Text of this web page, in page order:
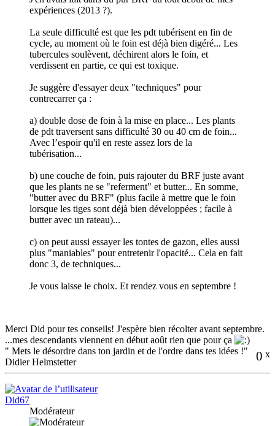
expériences (2013 ?).
La seule difficulté est que les pdt tubérisent en fin de
cycle, au moment où le foin est déjà bien digéré... Les
tubercules soulèvent, déchirent alors le foin, et
verdissent en partie, ce qui est toxique.
Je suggère d'essayer deux "techniques" pour
contrecarrer ça :
a) double dose de foin à la mise en place... Les plants
de pdt traversent sans difficulté 30 ou 40 cm de foin...
Avec l’espoir qu'il en reste assez lors de la
tubérisation...
b) une couche de foin, puis rajouter du BRF juste avant
que les plants ne se "referment" et butter... En somme,
"butter avec du BRF" (plus facile à mettre que le foin
lorsque les tiges sont déjà bien développées ; facile à
butter avec un rateau)...
c) on peut aussi essayer les tontes de gazon, elles aussi
plus "maniables" pour entretenir l'opacité... Cela en fait
donc 3, de techniques...
Je vous laisse le choix. Et rendez vous en septembre !
Merci Did pour tes conseils! J'espère bien récolter avant septembre.
...mes descendants viennent en début août rien que pour ça
0 x
" Mets le désordre dans ton jardin et de l'ordre dans tes idées !"
Didier Helmstetter
Did67
Modérateur